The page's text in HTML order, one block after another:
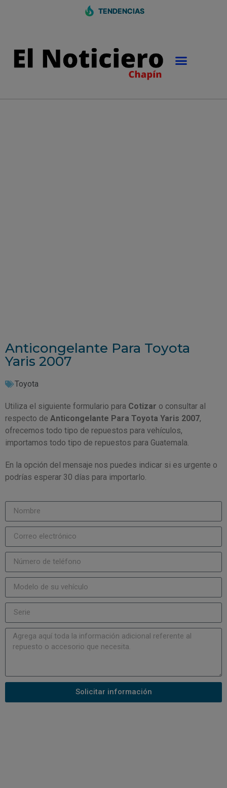
TENDENCIAS
Anticongelante Para Toyota
Yaris 2007
Toyota
Utiliza el siguiente formulario para Cotizar o consultar al
respecto de Anticongelante Para Toyota Yaris 2007,
ofrecemos todo tipo de repuestos para vehículos,
importamos todo tipo de repuestos para Guatemala.
En la opción del mensaje nos puedes indicar si es urgente o
podrías esperar 30 días para importarlo.
Solicitar información